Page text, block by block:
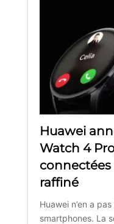
Huawei
Watch 4
raffiné
Huawei n’en a
smartphones. La